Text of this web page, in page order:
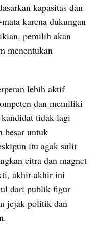
kapasitas dan
karena dukungan
pemilih akan
menentukan
lebih aktif
dan memiliki
tidak lagi
besar untuk
itu agak sulit
citra dan magnet
akhir-akhir ini
dari publik figur
jejak politik dan